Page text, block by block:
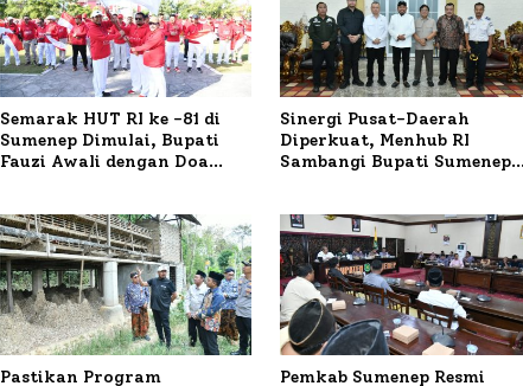
Semarak HUT RI ke -81 di
Sumenep Dimulai, Bupati
Fauzi Awali dengan Doa
Sinergi Pusat-Daerah
Diperkuat, Menhub RI
Sambangi Bupati Sumenep
Pastikan Program
Pemkab Sumenep Resmi